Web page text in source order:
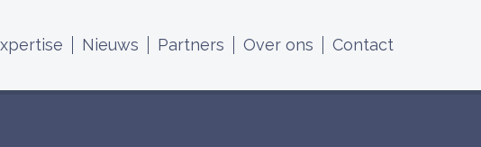
Nieuws Partners Over ons Contact